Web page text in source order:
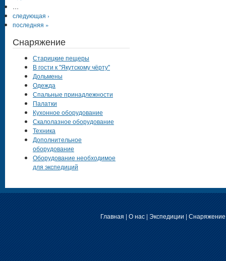
…
следующая ›
последняя »
Снаряжение
Старицкие пещеры
В гости к "Якутскому чёрту"
Дольмены
Одежда
Спальные принадлежности
Палатки
Кухонное оборудование
Скалолазное оборудование
Техника
Дополнительное
оборудование
Оборудование необходимое
для экспедиций
Главная | О нас| Экспедиции | Снаряжение